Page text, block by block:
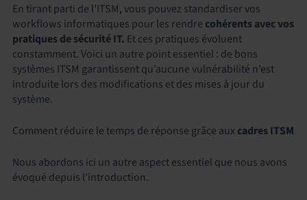
En tirant parti de l’ITSM,vous pouvez standardiser vos
workflows informatiques pour les rendre cohérents avec vos
pratiques de sécurité IT. Et ces pratiques évoluent
constamment. Voici un autre point essentiel : de bons
systèmes ITSM garantissent qu’aucune vulnérabilité n’est
introduite lors des modifications et des mises à jour du
système.
Comment réduire le temps de réponse grâce auxcadres ITSM
Nous abordons ici un autre aspect essentiel que nous avons
évoqué depuis l’introduction.